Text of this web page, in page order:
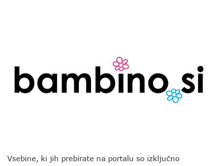
Vsebine, ki jih prebirate na portalu so izključno